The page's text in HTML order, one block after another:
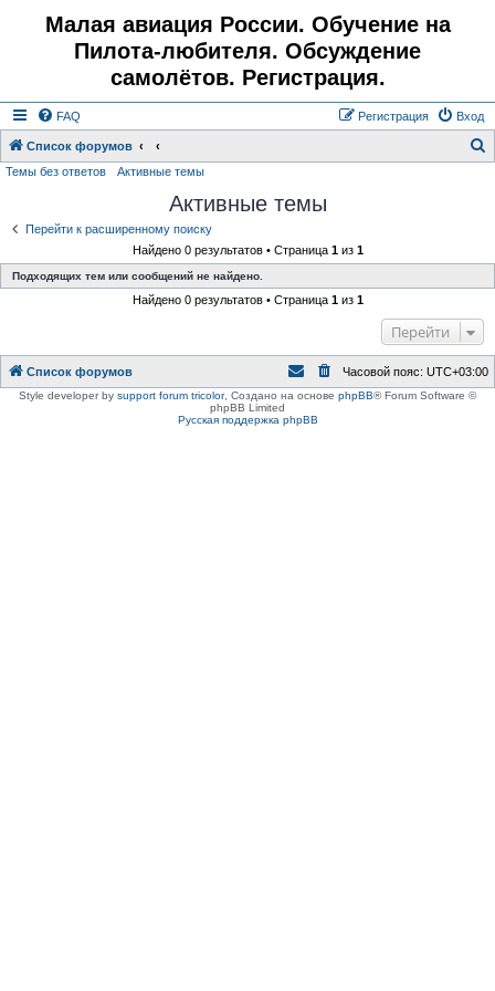
Малая авиация России. Обучение на
Пилота-любителя. Обсуждение
самолётов. Регистрация.
FAQ Вход
Регистрация
Список форумов
Темы без ответов Активные темы
Активные темы
Перейти к расширенному поиску
Найдено 0 результатов • Страница 1из 1
Подходящих тем или сообщений не найдено.
Найдено 0 результатов • Страница 1из 1
Перейти
Список форумов Часовой пояс: UTC+03:00
Style developer by support forum tricolor, Создано на основе phpBB® Forum Software ©
phpBB Limited
Русская поддержка phpBB